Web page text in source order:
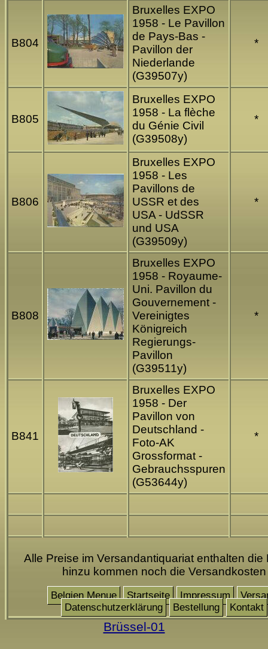
B804
Bruxelles EXPO
1958 - Le Pavillon
de Pays-Bas -
Pavillon der
Niederlande
(G39507y)
*
B805
Bruxelles EXPO
1958 - La flèche
du Génie Civil
(G39508y)
*
B806
Bruxelles EXPO
1958 - Les
Pavillons de
USSR et des
USA - UdSSR
und USA
(G39509y)
*
B808
Bruxelles EXPO
1958 - Royaume-
Uni. Pavillon du
Gouvernement -
Vereinigtes
Königreich
Regierungs-
Pavillon
(G39511y)
*
B841
Bruxelles EXPO
1958 - Der
Pavillon von
Deutschland -
Foto-AK
Grossformat -
Gebrauchsspuren
(G53644y)
*
Alle Preise im Versandantiquariat enthalten die
hinzu kommen noch die Versandkosten
Belgien Menue Startseite Impressum
Datenschutzerklärung
Bestellung Kontakt
Brüssel-01